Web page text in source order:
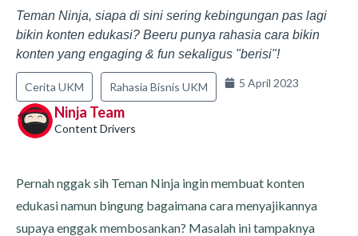
Teman Ninja, siapa di sini sering kebingungan pas lagi
bikin konten edukasi? Beeru punya rahasia cara bikin
konten yang engaging & fun sekaligus "berisi"!
Cerita UKM Rahasia Bisnis UKM 5 April 2023
Ninja Team
Content Drivers
Pernah nggak sih Teman Ninja ingin membuat konten
edukasi namun bingung bagaimana cara menyajikannya
supaya enggak membosankan? Masalah ini tampaknya